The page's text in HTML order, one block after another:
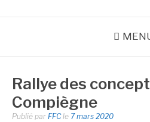
Rallye des
Compiègne
Publié par FFCle 7 mars 2020